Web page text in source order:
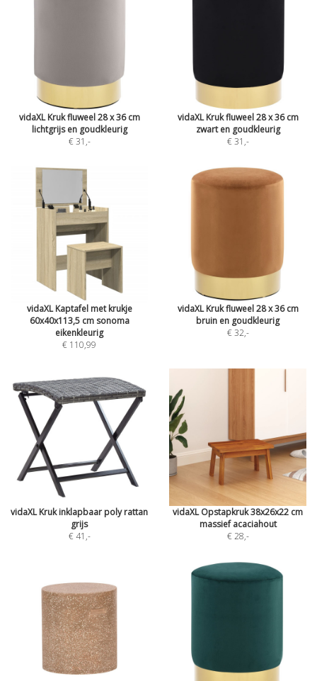
vidaXL Kruk fluweel 28 x 36 cm
lichtgrijs en goudkleurig
€ 31 ,-
vidaXL Kruk fluweel 28 x 36 cm
zwart en goudkleurig
€ 31 ,-
vidaXL Kaptafel met krukje
60x40x113,5 cm sonoma
eikenkleurig
€ 110,99
vidaXL Kruk fluweel 28 x 36 cm
bruin en goudkleurig
€ 32,-
vidaXL Kruk inklapbaar poly rattan
grijs
€ 41 ,-
vidaXL Opstapkruk 38x26x22 cm
massief acaciahout
€ 28,-